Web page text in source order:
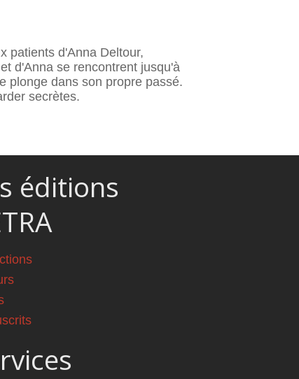
patients d'Anna Deltour,
d'Anna se rencontrent jusqu'à
plonge dans son propre passé.
secrètes.
éditions